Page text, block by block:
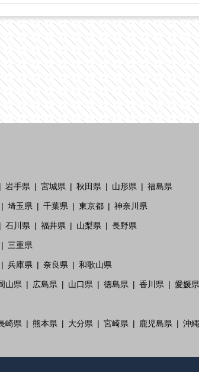
岩手県 宮城県 秋田県 山形県 福島県
埼玉県 千葉県 東京都 神奈川県
石川県 福井県 山梨県 長野県
三重県
兵庫県 奈良県 和歌山県
山県 広島県 山口県 徳島県 香川県 愛媛県
崎県 熊本県 大分県 宮崎県 鹿児島県 沖